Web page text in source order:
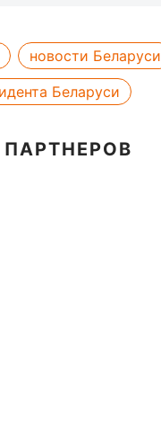
новости Беларуси
Беларуси